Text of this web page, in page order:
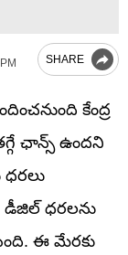
SHARE
కేంద్ర
ఛాన్స్ ఉందని
డీజిల్ ధరలను
ఈ మేరకు